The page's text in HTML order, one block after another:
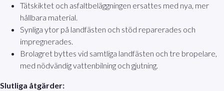
Tätskiktet och asfaltbeläggningen ersattes med nya, mer
hållbara material.
Synliga ytor på landfästen och stöd reparerades och
impregnerades.
Brolagret byttes vid samtliga landfästen och tre bropelare,
med nödvändig vattenbilning och gjutning.
Slutliga åtgärder: